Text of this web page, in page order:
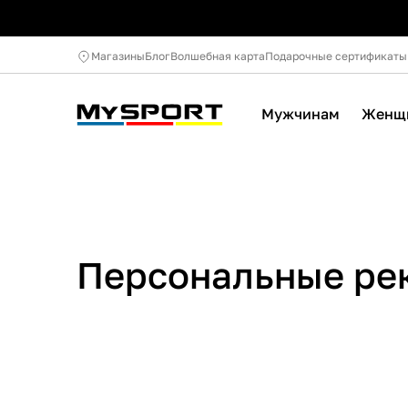
МагазиныБлогВолшебная картаПодарочные сертификаты
Мужчинам
Персональные